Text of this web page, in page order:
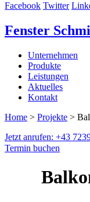
Facebook Twitter
Fenster
Unternehmen
Produkte
Leistungen
Aktuelles
Kontakt
Home > Projekte >
Jetzt anrufen: +43
Termin buchen